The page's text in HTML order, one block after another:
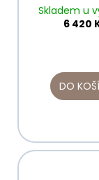
Skladem u
6 420
DO